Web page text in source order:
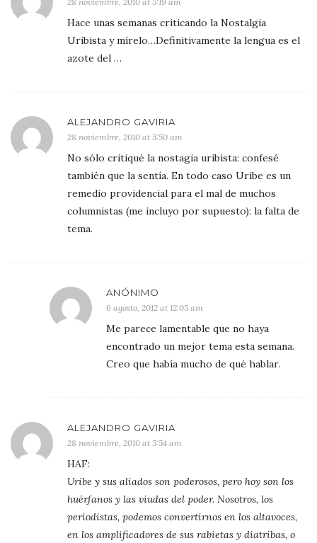
Hace unas semanas criticando la Nostalgia
Uribista y mírelo…Definitivamente la lengua es el
azote del …
ALEJANDRO GAVIRIA
28 noviembre, 2010 at 5:50 am
No sólo critiqué la nostagia uribista: confesé
también que la sentía. En todo caso Uribe es un
remedio providencial para el mal de muchos
columnistas (me incluyo por supuesto): la falta de
tema.
ANÓNIMO
6 agosto, 2012 at 12:05 am
Me parece lamentable que no haya
encontrado un mejor tema esta semana.
Creo que había mucho de qué hablar.
ALEJANDRO GAVIRIA
28 noviembre, 2010 at 5:54 am
HAF:
Uribe y sus aliados son poderosos, pero hoy son los
huérfanos y las viudas del poder. Nosotros, los
periodistas, podemos convertirnos en los altavoces,
en los amplificadores de sus rabietas y diatribas, o